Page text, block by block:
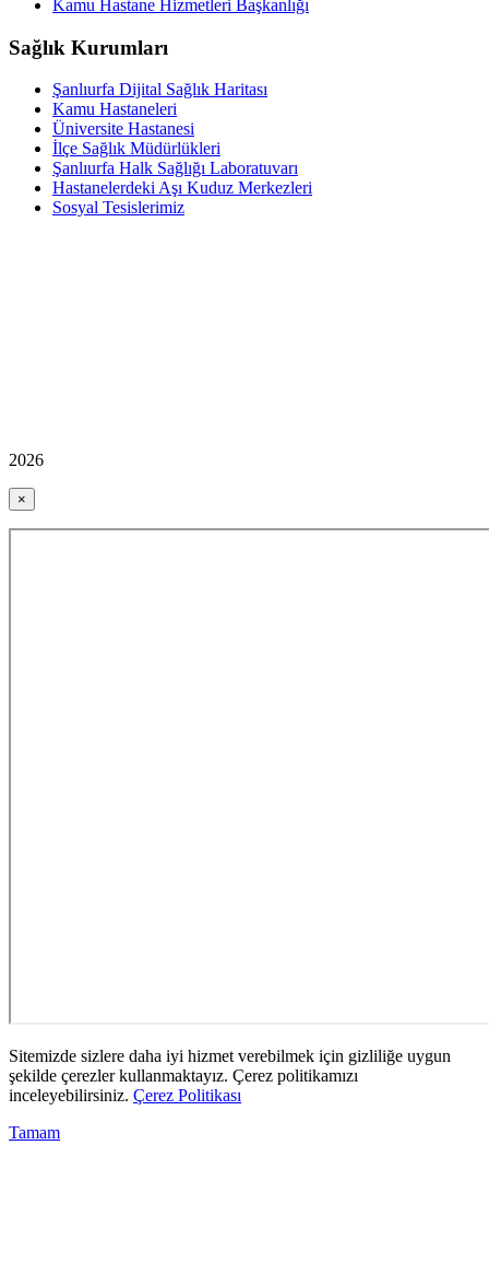
Kamu Hastane Hizmetleri Başkanlığı
Sağlık Kurumları
Şanlıurfa Dijital Sağlık Haritası
Kamu Hastaneleri
Üniversite Hastanesi
İlçe Sağlık Müdürlükleri
Şanlıurfa Halk Sağlığı Laboratuvarı
Hastanelerdeki Aşı Kuduz Merkezleri
Sosyal Tesislerimiz
2026
×
Sitemizde sizlere daha iyi hizmet verebilmek için gizliliğe uygun
şekilde çerezler kullanmaktayız. Çerez politikamızı
inceleyebilirsiniz. Çerez Politikası
Tamam